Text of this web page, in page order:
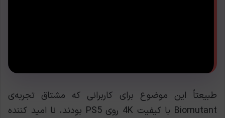
طبیعتاً این موضوع برای کاربرانی که مشتاق تجربه‌ی
Biomutant با کیفیت 4K روی PS5 بودند، نا امید کننده